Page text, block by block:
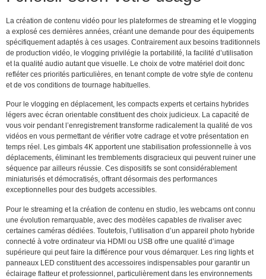
La création de contenu vidéo pour les plateformes de streaming et le vlogging
a explosé ces dernières années, créant une demande pour des équipements
spécifiquement adaptés à ces usages. Contrairement aux besoins traditionnels
de production vidéo, le vlogging privilégie la portabilité, la facilité d’utilisation
et la qualité audio autant que visuelle. Le choix de votre matériel doit donc
refléter ces priorités particulières, en tenant compte de votre style de contenu
et de vos conditions de tournage habituelles.
Pour le vlogging en déplacement, les compacts experts et certains hybrides
légers avec écran orientable constituent des choix judicieux. La capacité de
vous voir pendant l’enregistrement transforme radicalement la qualité de vos
vidéos en vous permettant de vérifier votre cadrage et votre présentation en
temps réel. Les gimbals 4K apportent une stabilisation professionnelle à vos
déplacements, éliminant les tremblements disgracieux qui peuvent ruiner une
séquence par ailleurs réussie. Ces dispositifs se sont considérablement
miniaturisés et démocratisés, offrant désormais des performances
exceptionnelles pour des budgets accessibles.
Pour le streaming et la création de contenu en studio, les webcams ont connu
une évolution remarquable, avec des modèles capables de rivaliser avec
certaines caméras dédiées. Toutefois, l’utilisation d’un appareil photo hybride
connecté à votre ordinateur via HDMI ou USB offre une qualité d’image
supérieure qui peut faire la différence pour vous démarquer. Les ring lights et
panneaux LED constituent des accessoires indispensables pour garantir un
éclairage flatteur et professionnel, particulièrement dans les environnements